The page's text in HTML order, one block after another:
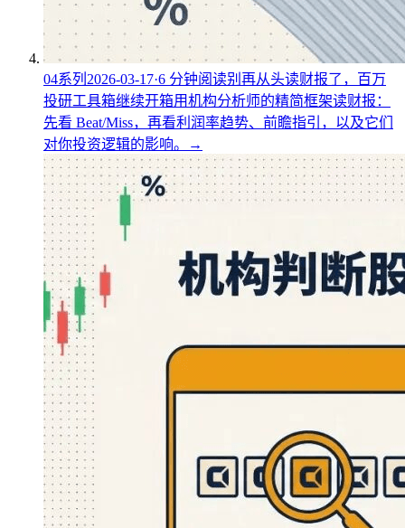
04系列 2026-03-17·6 分钟阅读别再从头读财报了，百万
投研工具箱继续开箱用机构分析师的精简框架读财报：
先看 Beat/Miss，再看利润率趋势、前瞻指引，以及它们
对你投资逻辑的影响。
→